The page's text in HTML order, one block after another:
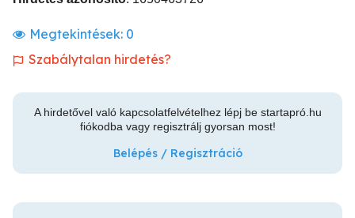
Megtekintések: 0
Szabálytalan hirdetés?
A hirdetővel való kapcsolatfelvételhez lépj be startapró.hu
fiókodba vagy regisztrálj gyorsan most!
Belépés / Regisztráció